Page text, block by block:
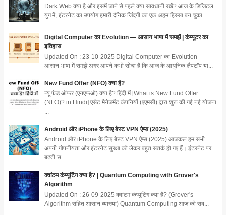
Dark Web क्या है और इसमें जाने से पहले क्या सावधानी रखें? आज के डिजिटल
युग में, इंटरनेट का उपयोग हमारी दैनिक जिंदगी का एक अहम हिस्सा बन चुका...
Digital Computer का Evolution — आसान भाषा में समझें | कंप्यूटर का
इतिहास
Updated On : 23-10-2025 Digital Computer का Evolution —
आसान भाषा में समझें अगर आपने कभी सोचा है कि आज के आधुनिक लैपटॉप या...
New Fund Offer (NFO) क्या है?
न्यू फंड ऑफर (एनएफओ) क्या है? हिंदी में [What is New Fund Offer
(NFO)? in Hindi] एसेट मैनेजमेंट कंपनियों (एएमसी) द्वारा शुरू की गई नई योजना
...
Android और iPhone के लिए बेस्ट VPN ऐप्स (2025)
Android और iPhone के लिए बेस्ट VPN ऐप्स (2025) आजकल हम सभी
अपनी गोपनीयता और इंटरनेट सुरक्षा को लेकर बहुत सतर्क हो गए हैं। इंटरनेट पर
बढ़ती स...
क्वांटम कंप्यूटिंग क्या है? | Quantum Computing with Grover's
Algorithm
Updated On : 26-09-2025 क्वांटम कंप्यूटिंग क्या है? (Grover's
Algorithm सहित आसान व्याख्या) Quantum Computing आज की सब...